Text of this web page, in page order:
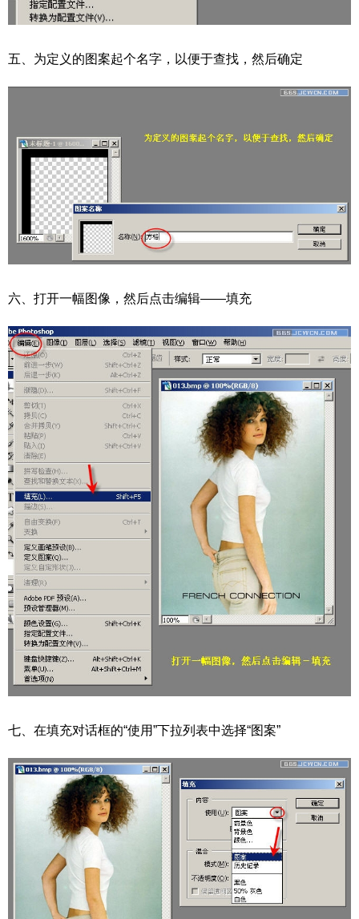
五、为定义的图案起个名字，以便于查找，然后确定
六、打开一幅图像，然后点击编辑——填充
七、在填充对话框的“使用”下拉列表中选择“图案”